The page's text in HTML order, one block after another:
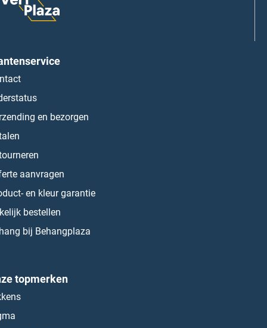
en bezorgen
aanvragen
en kleur garantie
bestellen
bij Behangplaza
topmerken